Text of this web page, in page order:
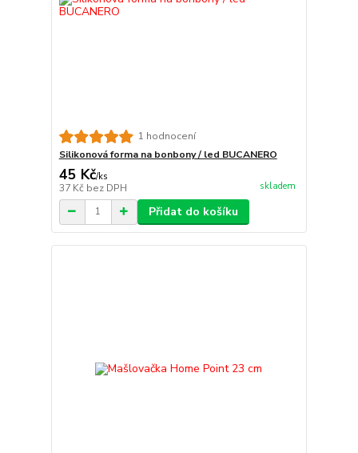
1 hodnocení
Silikonová forma na bonbony / led BUCANERO
45 Kč/ks
37 Kč bez DPH skladem
Přidat do košíku